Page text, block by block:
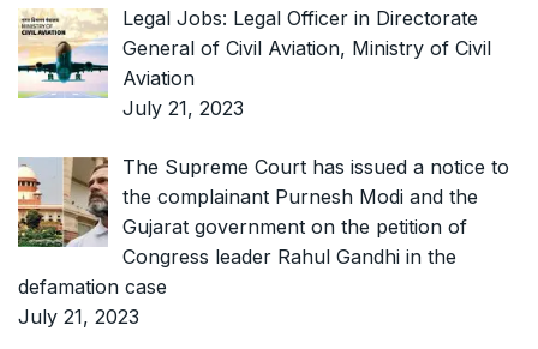
Legal Jobs: Legal Officer in Directorate
General of Civil Aviation, Ministry of Civil
Aviation
July 21, 2023
The Supreme Court has issued a notice to
the complainant Purnesh Modi and the
Gujarat government on the petition of
Congress leader Rahul Gandhi in the
defamation case
July 21, 2023